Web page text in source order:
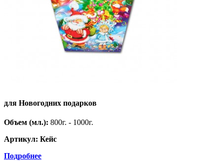
для Новогодних подарков
Объем (мл.): 800г. - 1000г.
Артикул: Кейс
Подробнее